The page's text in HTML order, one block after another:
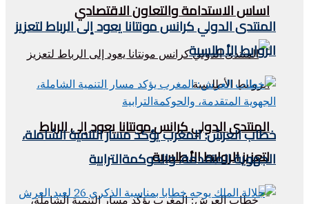
اساس الاستدامة والتعاون الاقتصادي
المنتدى الدولي كرانس مونتانا يعود إلى الرباط
لتعزيز الروابط الأطلسية
المنتدى الدولي كرانس مونتانا يعود إلى الرباط لتعزيز
الروابط الأطلسية
خطاب العرش: المغرب يؤكد مسار التنمية الشاملة،
الجهوية المتقدمة، والحوكمةالترابية